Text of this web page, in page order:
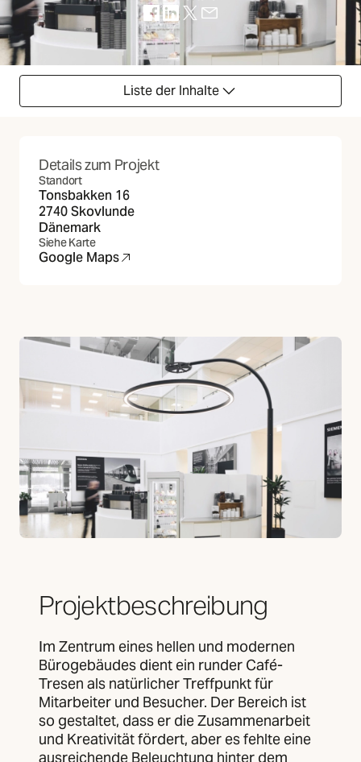
(Öffnet in neuer Registerkarte)
(Öffnet in neuer Registerkarte)
(Öffnet in neuer Registerkarte)
(Öffnet in neuer
Liste der Inhalte
Details zum Projekt
Standort
Tonsbakken 16
2740 Skovlunde
Dänemark
Siehe Karte
Google Maps
(Öffnet in neuer Registerkarte)
Projektbeschreibung
Im Zentrum eines hellen und modernen
Bürogebäudes dient ein runder Café-
Tresen als natürlicher Treffpunkt für
Mitarbeiter und Besucher. Der Bereich ist
so gestaltet, dass er die Zusammenarbeit
und Kreativität fördert, aber es fehlte eine
ausreichende Beleuchtung hinter dem